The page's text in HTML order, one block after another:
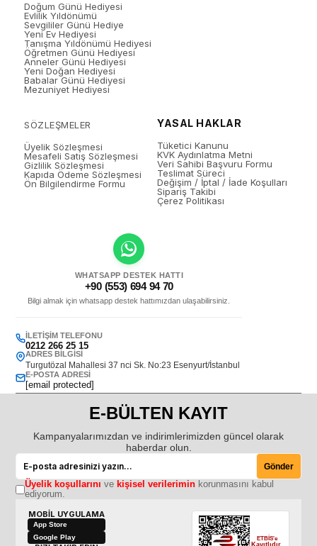
Doğum Günü Hediyesi
Evlilik Yıldönümü
Sevgililer Günü Hediye
Yeni Ev Hediyesi
Tanışma Yıldönümü Hediyesi
Öğretmen Günü Hediyesi
Anneler Günü Hediyesi
Yeni Doğan Hediyesi
Babalar Günü Hediyesi
Mezuniyet Hediyesi
SÖZLEŞMELER
Üyelik Sözleşmesi
Mesafeli Satış Sözleşmesi
Gizlilik Sözleşmesi
Kapıda Ödeme Sözleşmesi
Ön Bilgilendirme Formu
YASAL HAKLAR
Tüketici Kanunu
KVK Aydınlatma Metni
Veri Sahibi Başvuru Formu
Teslimat Süreci
Değişim / İptal / İade Koşulları
Sipariş Takibi
Çerez Politikası
WHATSAPP DESTEK HATTI
+90 (553) 694 94 70
Bilgi almak için whatsapp destek hattımızdan ulaşabilirsiniz.
İLETIŞIM TELEFONU
0212 266 25 15
ADRES BILGISI
Turgutözal Mahallesi 37 nci Sk. No:23 Esenyurt/İstanbul
E-POSTA ADRESI
[email protected]
E-BÜLTEN KAYIT
Kampanyalarımızdan ve indirimlerimizden güncel olarak
haberdar olun.
Gönder
Üyelik koşullarını ve kişisel verileriminkorunmasını kabul
ediyorum.
MOBİL UYGULAMA
App Store
Google Play
ETBİS'e
Kayıtlıdır.